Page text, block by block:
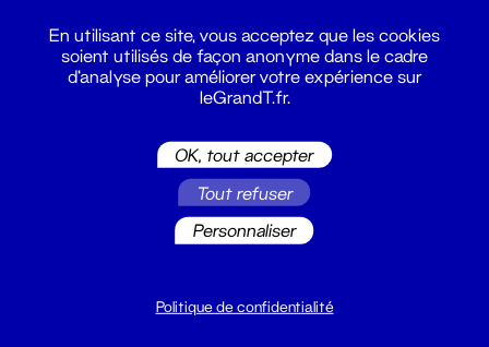
Du lundi au vendredi 14h → 18h
En utilisant ce site, vous acceptez que les cookies
soient utilisés de façon anonyme dans le cadre
d'analyse pour améliorer votre expérience sur
leGrandT.fr.
OK, tout accepter
Tout refuser
Personnaliser
Politique de confidentialité